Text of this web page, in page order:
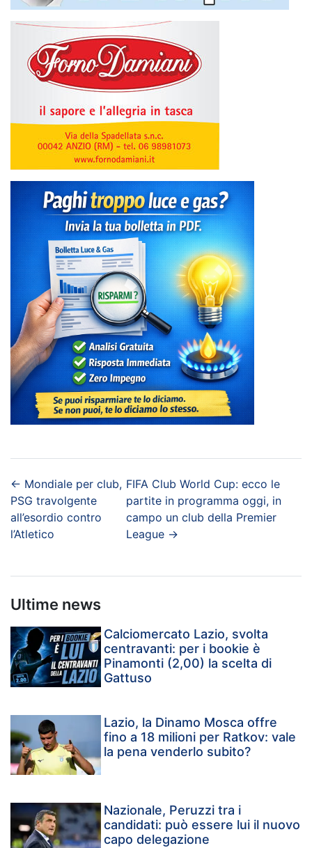
← Mondiale per club,
PSG travolgente
all’esordio contro
l’Atletico
FIFA Club World Cup: ecco le
partite in programma oggi, in
campo un club della Premier
League→
Ultime news
Calciomercato Lazio, svolta
centravanti: per i bookie è
Pinamonti (2,00) la scelta di
Gattuso
Lazio, la Dinamo Mosca offre
fino a 18 milioni per Ratkov: vale
la pena venderlo subito?
Nazionale, Peruzzi tra i
candidati: può essere lui il nuovo
capo delegazione